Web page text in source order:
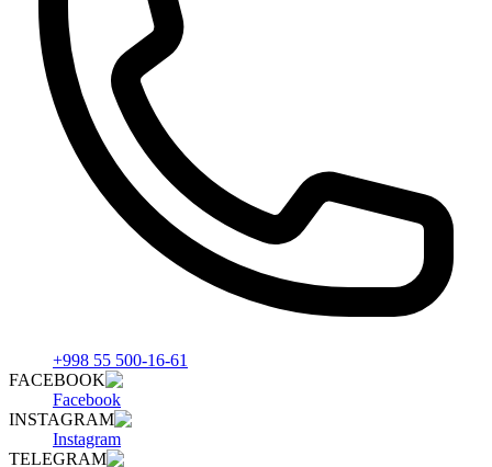
+998 55 500-16-61
FACEBOOK
Facebook
INSTAGRAM
Instagram
TELEGRAM